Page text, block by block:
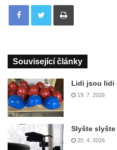
Tisknout
Související články
Lidi jsou lidi
19. 7. 2026
Slyšte
20. 4. 2026